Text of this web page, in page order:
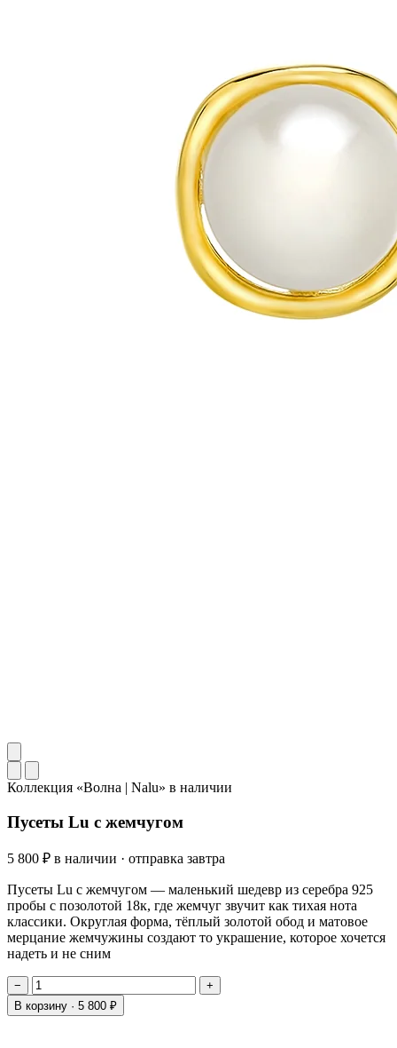
Коллекция «Волна | Nalu» в наличии
Пусеты Lu с жемчугом
5 800 ₽ в наличии · отправка завтра
Пусеты Lu с жемчугом — маленький шедевр из серебра 925
пробы с позолотой 18к, где жемчуг звучит как тихая нота
классики. Округлая форма, тёплый золотой обод и матовое
мерцание жемчужины создают то украшение, которое хочется
надеть и не сним
−
+
В корзину · 5 800 ₽